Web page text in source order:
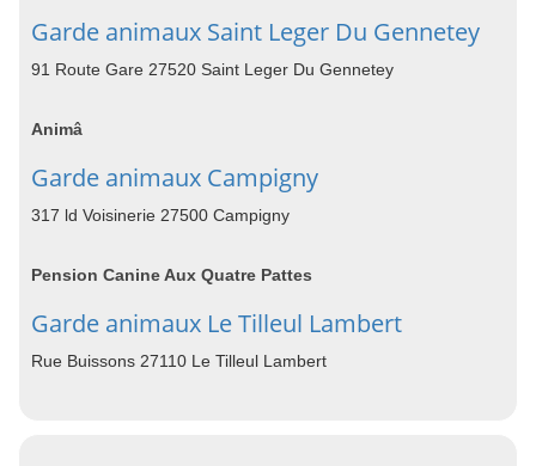
Garde animaux Saint Leger Du Gennetey
91 Route Gare 27520 Saint Leger Du Gennetey
Animâ
Garde animaux Campigny
317 ld Voisinerie 27500 Campigny
Pension Canine Aux Quatre Pattes
Garde animaux Le Tilleul Lambert
Rue Buissons 27110 Le Tilleul Lambert